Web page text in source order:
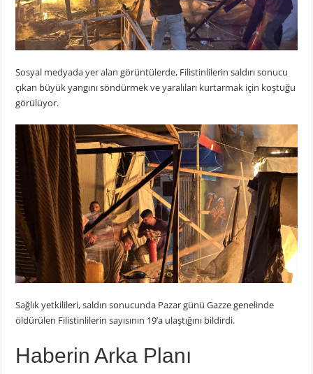
Sosyal medyada yer alan görüntülerde, Filistinlilerin saldırı sonucu
çıkan büyük yangını söndürmek ve yaralıları kurtarmak için koştuğu
görülüyor.
Sağlık yetkilileri, saldırı sonucunda Pazar günü Gazze genelinde
öldürülen Filistinlilerin sayısının 19’a ulaştığını bildirdi.
Haberin Arka Planı